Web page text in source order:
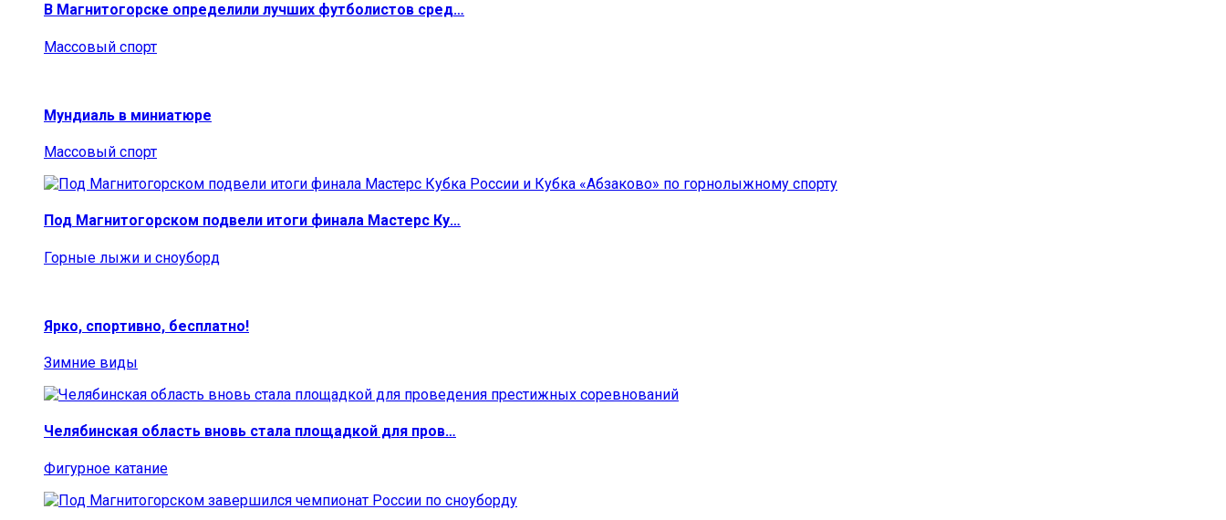
В Магнитогорске определили лучших футболистов сред…
Массовый спорт
Мундиаль в миниатюре
Массовый спорт
Под Магнитогорском подвели итоги финала Мастерс Ку…
Горные лыжи и сноуборд
Ярко, спортивно, бесплатно!
Зимние виды
Челябинская область вновь стала площадкой для пров…
Фигурное катание